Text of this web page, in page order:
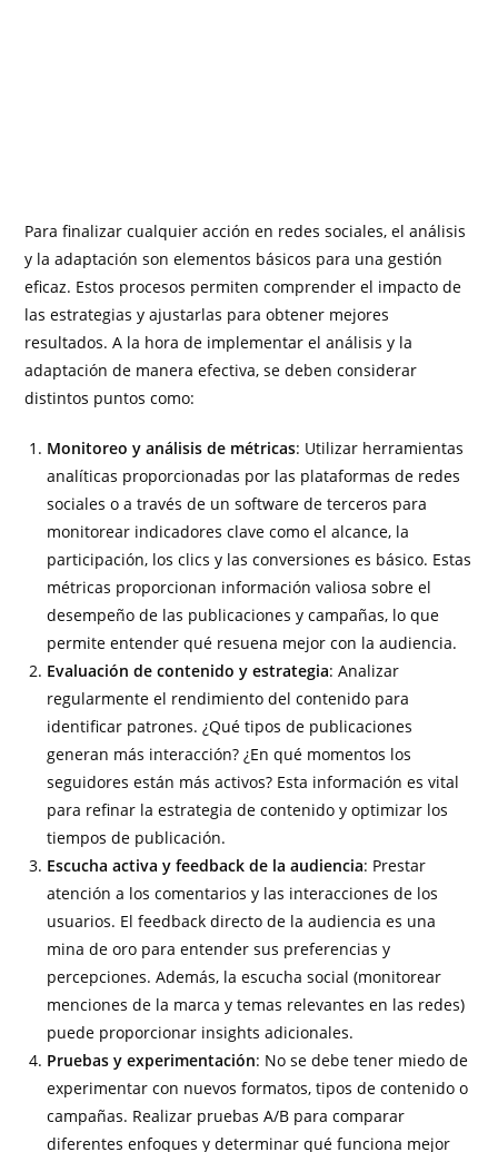
Para finalizar cualquier acción en redes sociales, el análisis
y la adaptación son elementos básicos para una gestión
eficaz. Estos procesos permiten comprender el impacto de
las estrategias y ajustarlas para obtener mejores
resultados. A la hora de implementar el análisis y la
adaptación de manera efectiva, se deben considerar
distintos puntos como:
Monitoreo y análisis de métricas: Utilizar herramientas
analíticas proporcionadas por las plataformas de redes
sociales o a través de un software de terceros para
monitorear indicadores clave como el alcance, la
participación, los clics y las conversiones es básico. Estas
métricas proporcionan información valiosa sobre el
desempeño de las publicaciones y campañas, lo que
permite entender qué resuena mejor con la audiencia.
Evaluación de contenido y estrategia: Analizar
regularmente el rendimiento del contenido para
identificar patrones. ¿Qué tipos de publicaciones
generan más interacción? ¿En qué momentos los
seguidores están más activos? Esta información es vital
para refinar la estrategia de contenido y optimizar los
tiempos de publicación.
Escucha activa y feedback de la audiencia: Prestar
atención a los comentarios y las interacciones de los
usuarios. El feedback directo de la audiencia es una
mina de oro para entender sus preferencias y
percepciones. Además, la escucha social (monitorear
menciones de la marca y temas relevantes en las redes)
puede proporcionar insights adicionales.
Pruebas y experimentación: No se debe tener miedo de
experimentar con nuevos formatos, tipos de contenido o
campañas. Realizar pruebas A/B para comparar
diferentes enfoques y determinar qué funciona mejor